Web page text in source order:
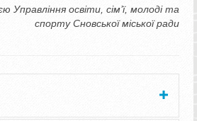
Управління освіти, сім’ї, молоді та
спорту Сновської міської ради